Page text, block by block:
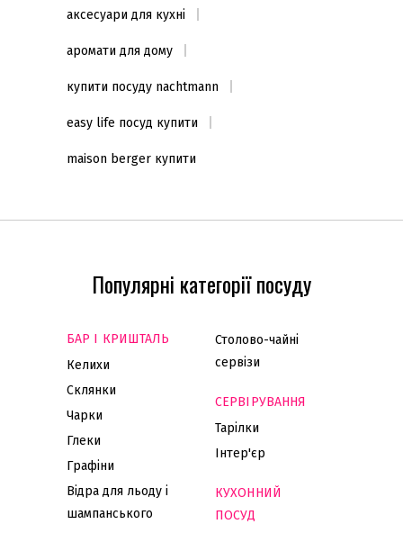
аксесуари для кухні
аромати для дому
купити посуду nachtmann
easy life посуд купити
maison berger купити
Популярні категорії посуду
БАР І КРИШТАЛЬ
Келихи
Склянки
Чарки
Глеки
Графіни
Відра для льоду і
шампанського
Столово-чайні
сервізи
СЕРВІРУВАННЯ
Тарілки
Інтер'єр
КУХОННИЙ
ПОСУД